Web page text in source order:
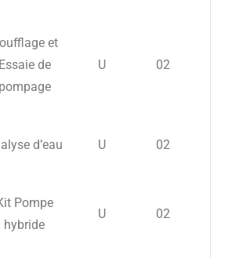
et
Essaie de
pompage
U 02
d’eau U 02
Pompe
hybride
U 02